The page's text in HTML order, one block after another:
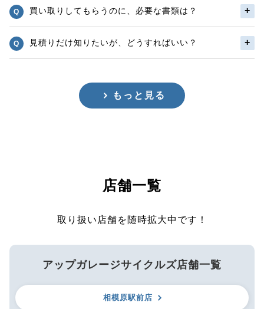
買い取りしてもらうのに、必要な書類は？
見積りだけ知りたいが、どうすればいい？
もっと見る
店舗一覧
取り扱い店舗を随時拡大中です！
アップガレージサイクルズ店舗一覧
相模原駅前店